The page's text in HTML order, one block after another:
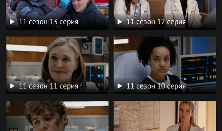
11 сезон 13 серия 11 сезон 12 серия
11 сезон 11 серия 11 сезон 10 серия